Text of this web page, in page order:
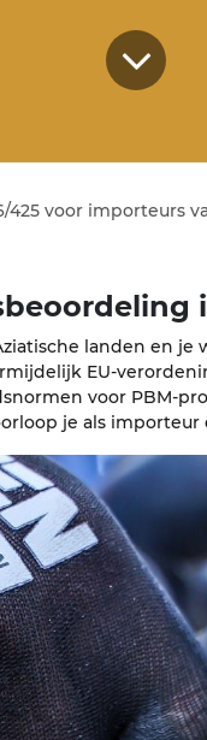
voor importeurs
landen en je
EU-
voor PBM-
je als